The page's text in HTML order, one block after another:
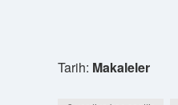
Tarih: Makaleler